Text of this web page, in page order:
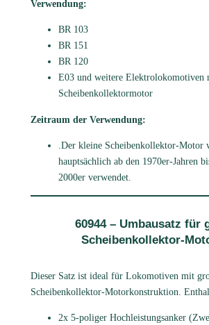
Verwendung:
BR 103
BR 151
BR 120
E03 und weitere Elektrolokomotiven
Scheibenkollektormotor
Zeitraum der Verwendung:
.Der kleine Scheibenkollektor-Motor
hauptsächlich ab den 1970er-Jahren
2000er verwendet.
60944 – Umbausatz für
Scheibenkollektor-
Dieser Satz ist ideal für Lokomotiven mit
Scheibenkollektor-Motorkonstruktion.
2x 5-poliger Hochleistungsanker